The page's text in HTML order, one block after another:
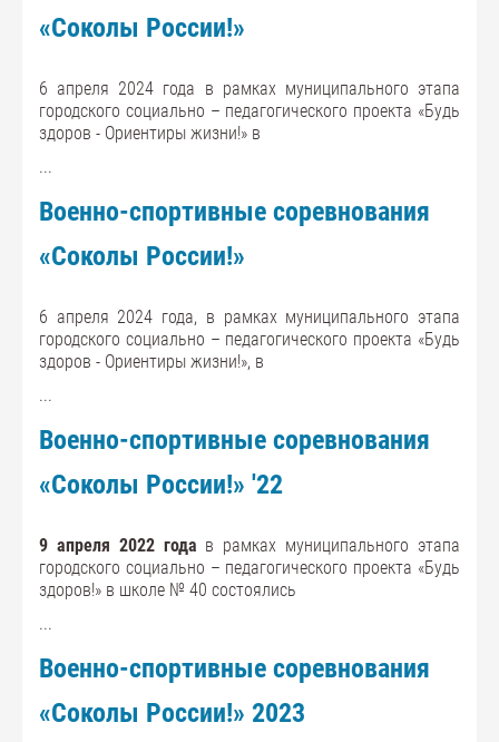
«Соколы России!»
6 апреля 2024 года в рамках муниципального этапа
городского социально – педагогического проекта «Будь
здоров - Ориентиры жизни!» в
...
Военно-спортивные соревнования
«Соколы России!»
6 апреля 2024 года, в рамках муниципального этапа
городского социально – педагогического проекта «Будь
здоров - Ориентиры жизни!», в
...
Военно-спортивные соревнования
«Соколы России!» '22
9 апреля 2022 года в рамках муниципального этапа
городского социально – педагогического проекта «Будь
здоров!» в школе № 40 состоялись
...
Военно-спортивные соревнования
«Соколы России!» 2023